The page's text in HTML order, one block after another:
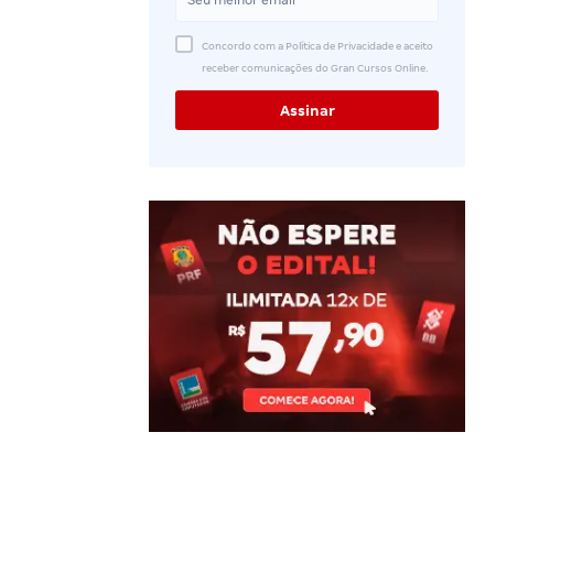
Concordo com a Política de Privacidade e aceito
receber comunicações do Gran Cursos Online.